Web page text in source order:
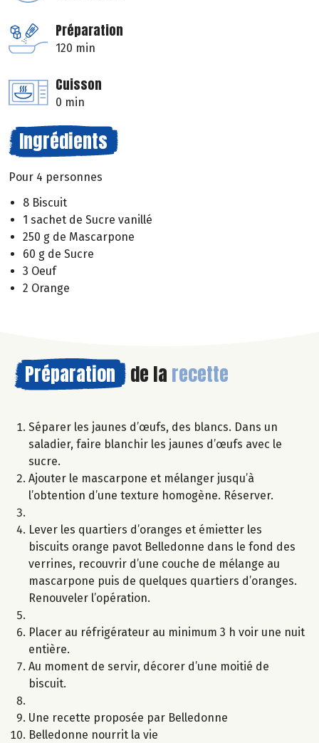
Préparation
120 min
Cuisson
0 min
Ingrédients
Pour 4 personnes
8 Biscuit
1 sachet de Sucre vanillé
250 g de Mascarpone
60 g de Sucre
3 Oeuf
2 Orange
Préparation de la recette
Séparer les jaunes d’œufs, des blancs. Dans un
saladier, faire blanchir les jaunes d’œufs avec le
sucre.
Ajouter le mascarpone et mélanger jusqu’à
l’obtention d’une texture homogène. Réserver.
Lever les quartiers d’oranges et émietter les
biscuits orange pavot Belledonne dans le fond des
verrines, recouvrir d’une couche de mélange au
mascarpone puis de quelques quartiers d’oranges.
Renouveler l’opération.
Placer au réfrigérateur au minimum 3 h voir une nuit
entière.
Au moment de servir, décorer d’une moitié de
biscuit.
Une recette proposée par Belledonne
Belledonne nourrit la vie